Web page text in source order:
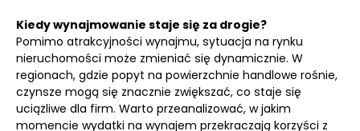
Kiedy wynajmowanie staje się za drogie?
Pomimo atrakcyjności wynajmu, sytuacja na rynku
nieruchomości może zmieniać się dynamicznie. W
regionach, gdzie popyt na powierzchnie handlowe rośnie,
czynsze mogą się znacznie zwiększać, co staje się
uciążliwe dla firm. Warto przeanalizować, w jakim
momencie wydatki na wynajem przekraczają korzyści z